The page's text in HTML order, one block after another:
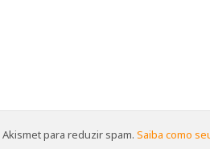
para reduzir spam. Saiba como